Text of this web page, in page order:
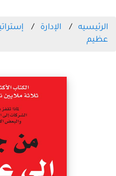
الرئيسيه الإدارة
عظيم